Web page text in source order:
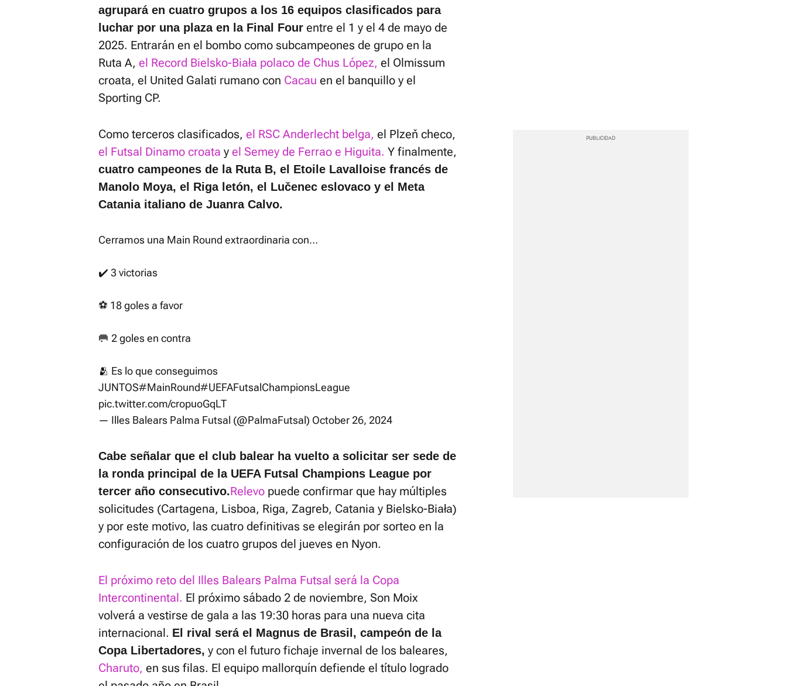
agrupará en cuatro grupos a los 16 equipos clasificados para
luchar por una plaza en la Final Four entre el 1 y el 4 de mayo de
2025. Entrarán en el bombo como subcampeones de grupo en la
Ruta A, el Record Bielsko-Biała polaco de Chus López, el Olmissum
croata, el United Galati rumano con Cacau en el banquillo y el
Sporting CP.
Como terceros clasificados, el RSC Anderlecht belga, el Plzeň checo,
el Futsal Dinamo croata y el Semey de Ferrao e Higuita. Y finalmente,
cuatro campeones de la Ruta B, el Etoile Lavalloise francés de
Manolo Moya, el Riga letón, el Lučenec eslovaco y el Meta
Catania italiano de Juanra Calvo.
Cerramos una Main Round extraordinaria con…
✔️ 3 victorias
⚽️ 18 goles a favor
🥅 2 goles en contra
🫂 Es lo que conseguimos
JUNTOS#MainRound#UEFAFutsalChampionsLeague
pic.twitter.com/cropuoGqLT
— Illes Balears Palma Futsal (@PalmaFutsal) October 26, 2024
Cabe señalar que el club balear ha vuelto a solicitar ser sede de
la ronda principal de la UEFA Futsal Champions League por
tercer año consecutivo.Relevo puede confirmar que hay múltiples
solicitudes (Cartagena, Lisboa, Riga, Zagreb, Catania y Bielsko-Biała)
y por este motivo, las cuatro definitivas se elegirán por sorteo en la
configuración de los cuatro grupos del jueves en Nyon.
El próximo reto del Illes Balears Palma Futsal será la Copa
Intercontinental. El próximo sábado 2 de noviembre, Son Moix
volverá a vestirse de gala a las 19:30 horas para una nueva cita
internacional. El rival será el Magnus de Brasil, campeón de la
Copa Libertadores, y con el futuro fichaje invernal de los baleares,
Charuto, en sus filas. El equipo mallorquín defiende el título logrado